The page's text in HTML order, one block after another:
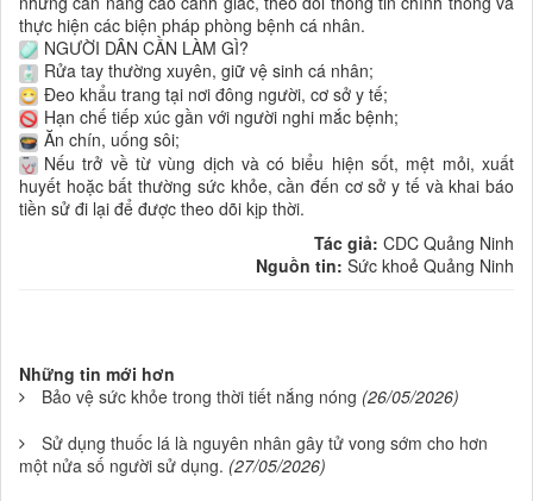
thực hiện các biện pháp phòng bệnh cá nhân.
NGƯỜI DÂN CẦN LÀM GÌ?
Rửa tay thường xuyên, giữ vệ sinh cá nhân;
Đeo khẩu trang tại nơi đông người, cơ sở y tế;
Hạn chế tiếp xúc gần với người nghi mắc bệnh;
Ăn chín, uống sôi;
Nếu trở về từ vùng dịch và có biểu hiện sốt, mệt mỏi, xuất
huyết hoặc bất thường sức khỏe, cần đến cơ sở y tế và khai báo
tiền sử đi lại để được theo dõi kịp thời.
Tác giả: CDC Quảng Ninh
Nguồn tin: Sức khoẻ Quảng Ninh
Những tin mới hơn
Bảo vệ sức khỏe trong thời tiết nắng nóng (26/05/2026)
Sử dụng thuốc lá là nguyên nhân gây tử vong sớm cho hơn
một nửa số người sử dụng. (27/05/2026)